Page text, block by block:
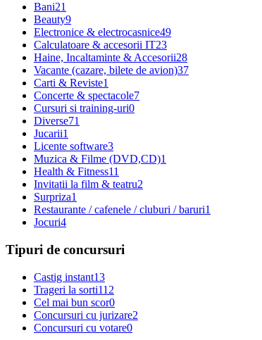
Bani21
Beauty9
Electronice & electrocasnice49
Calculatoare & accesorii IT23
Haine, Incaltaminte & Accesorii28
Vacante (cazare, bilete de avion)37
Carti & Reviste1
Concerte & spectacole7
Cursuri si training-uri0
Diverse71
Jucarii1
Licente software3
Muzica & Filme (DVD,CD)1
Health & Fitness11
Invitatii la film & teatru2
Surpriza1
Restaurante / cafenele / cluburi / baruri1
Jocuri4
Tipuri de concursuri
Castig instant13
Trageri la sorti112
Cel mai bun scor0
Concursuri cu jurizare2
Concursuri cu votare0